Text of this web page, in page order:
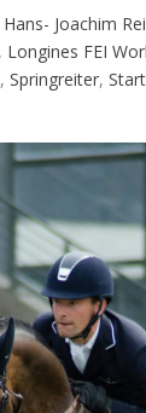
Hans- Joachim
, Longines FEI
, Springreiter, Start